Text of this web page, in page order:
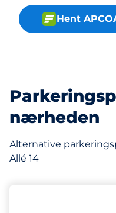
Hent
nærheden
Alternative
Allé 14